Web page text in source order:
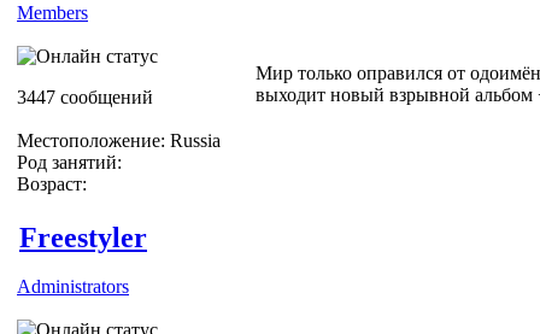
Members
3447 сообщений
Местоположение: Russia
Род занятий:
Возраст:
Мир только оправился от
выходит новый взрывной альбом
Freestyler
Administrators